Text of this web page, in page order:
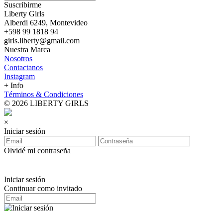
Suscribirme
Liberty Girls
Alberdi 6249, Montevideo
+598 99 1818 94
girls.liberty@gmail.com
Nuestra Marca
Nosotros
Contactanos
Instagram
+ Info
Términos & Condiciones
© 2026 LIBERTY GIRLS
×
Iniciar sesión
Olvidé mi contraseña
Iniciar sesión
Continuar como invitado